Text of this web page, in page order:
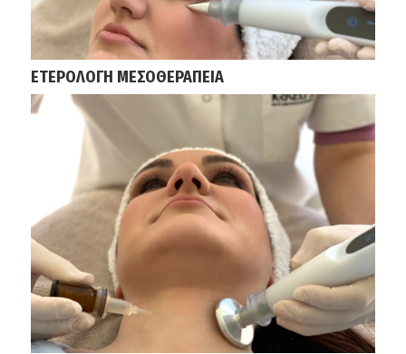
ΕΤΕΡΟΛΟΓΗ ΜΕΣΟΘΕΡΑΠΕΙΑ